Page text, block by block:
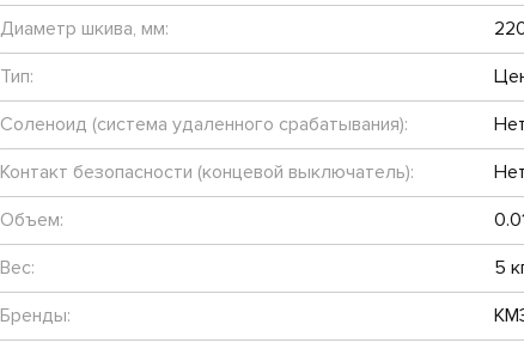
Диаметр шкива, мм:
Тип:
Соленоид (система удаленного срабатывания):
Контакт безопасности (концевой выключатель):
Объем:
Вес:
5
Бренды: